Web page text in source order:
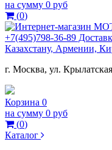
на сумму 0 руб
(0)
+7(495)798-36-89
Казахстану, Армении,
г. Москва, ул.
Корзина 0
на сумму 0 руб
(0)
Каталог